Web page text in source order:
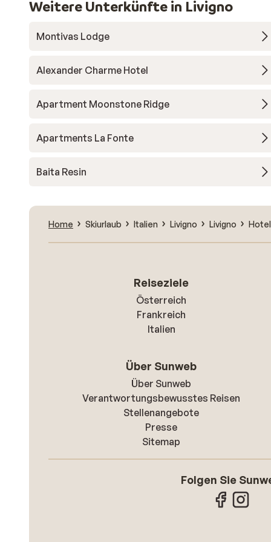
Weitere Unterkünfte in Livigno
Montivas Lodge
Alexander Charme Hotel
Apartment Moonstone Ridge
Apartments La Fonte
Baita Resin
Home Skiurlaub Italien Livigno Livigno
Reiseziele
Österreich
Frankreich
Italien
Über Sunweb
Über Sunweb
Verantwortungsbewusstes Reisen
Stellenangebote
Presse
Sitemap
Folgen Sie